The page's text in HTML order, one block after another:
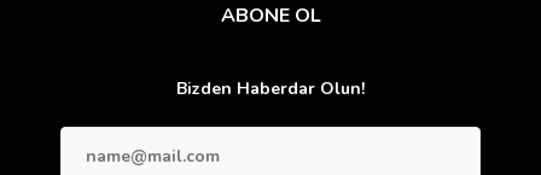
ABONE OL
Bizden Haberdar Olun!